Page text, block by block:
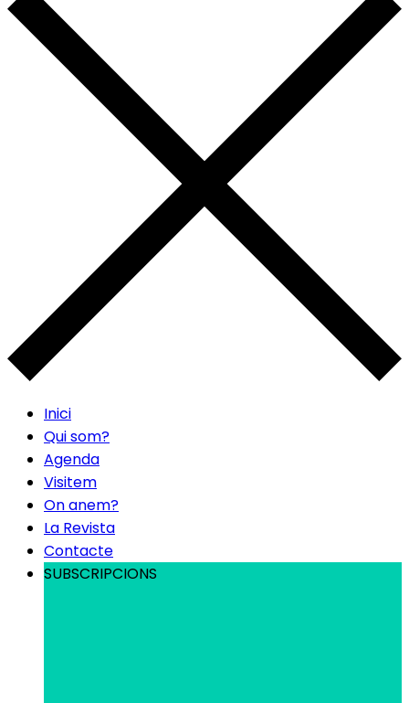
Inici
Qui som?
Agenda
Visitem
On anem?
La Revista
Contacte
SUBSCRIPCIONS